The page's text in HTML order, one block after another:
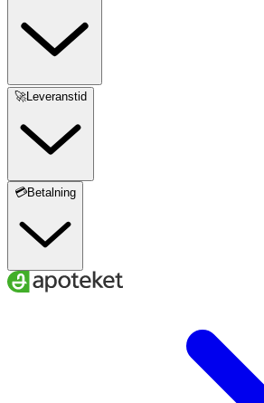
🚀Leveranstid
💳Betalning